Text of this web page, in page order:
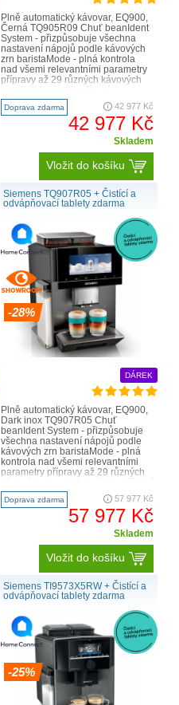
Plně automatický kávovar, EQ900,
Černá TQ905R09 Chuť beanIdent
System - přizpůsobuje všechna
nastavení nápojů podle kávových
zrn baristaMode - plná kontrola
nad všemi relevantními parametry
přípravy až 29 různých kávových
specialit (v rámci zařízení a
aplikace Home Conne..
Doprava zdarma 42 977 Kč
42 977 Kč
Skladem
Vložit do košíku
Siemens TQ907R05 + Čistící a
odvápňovací tablety zdarma
-28%
DÁREK
Plně automatický kávovar, EQ900,
Dark inox TQ907R05 Chuť
beanIdent System - přizpůsobuje
všechna nastavení nápojů podle
kávových zrn baristaMode - plná
kontrola nad všemi relevantními
parametry přípravy až 29 různých
kávových specialit (v rámci zařízení
a aplikace Home C..
Doprava zdarma 57 977 Kč
57 977 Kč
Skladem
Vložit do košíku
Siemens TI9573X5RW + Čistící a
odvápňovací tablety zdarma
-25%